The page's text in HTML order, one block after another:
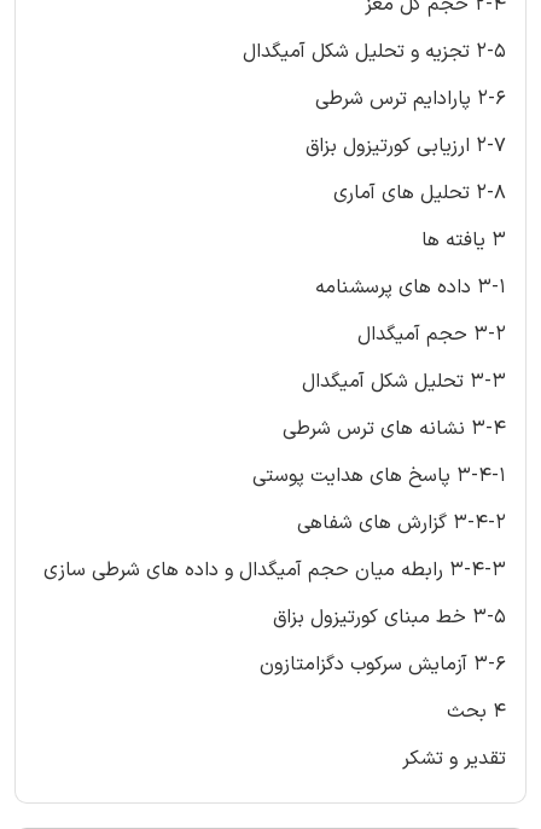
2-5 تجزیه و تحلیل شکل آمیگدال
2-6 پارادایم ترس شرطی
2-7 ارزیابی کورتیزول بزاق
2-8 تحلیل های آماری
3 یافته ها
3-1 داده های پرسشنامه
3-2 حجم آمیگدال
3-3 تحلیل شکل آمیگدال
3-4 نشانه های ترس شرطی
3-4-1 پاسخ های هدایت پوستی
3-4-2 گزارش های شفاهی
3-4-3 رابطه میان حجم آمیگدال و داده های شرطی سازی
3-5 خط مبنای کورتیزول بزاق
3-6 آزمایش سرکوب دگزامتازون
4 بحث
تقدیر و تشکر